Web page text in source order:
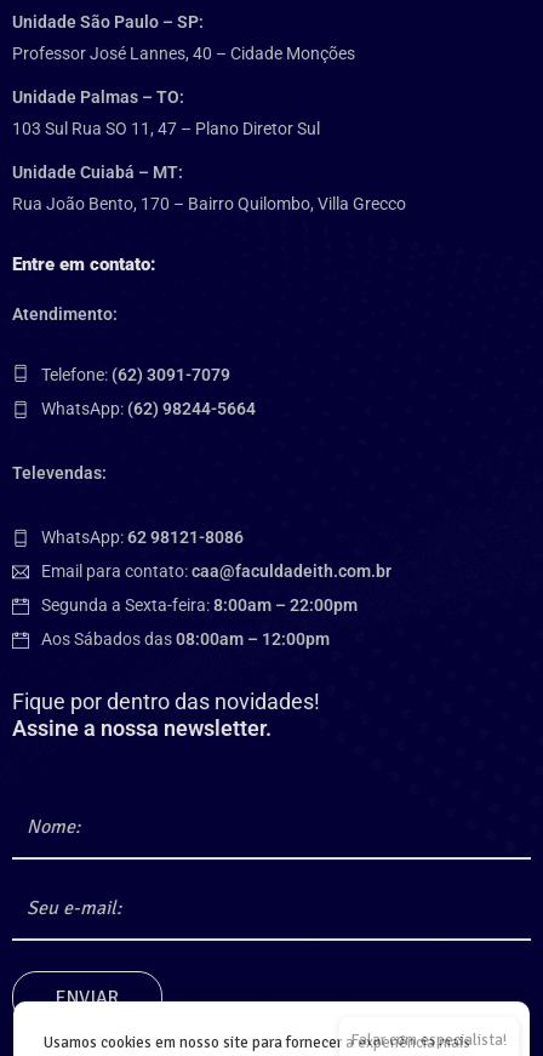
Unidade São Paulo – SP:
Professor José Lannes, 40 – Cidade Monções
Unidade Palmas – TO:
103 Sul Rua SO 11, 47 – Plano Diretor Sul
Unidade Cuiabá – MT:
Rua João Bento, 170 – Bairro Quilombo, Villa Grecco
Entre em contato:
Atendimento:
Telefone: (62) 3091-7079
WhatsApp: (62) 98244-5664
Televendas:
WhatsApp:62 98121-8086
Email para contato:caa@faculdadeith.com.br
Segunda a Sexta-feira:8:00am – 22:00pm
Aos Sábados das08:00am – 12:00pm
Fique por dentro das novidades!
Assine a nossa newsletter.
Usamos cookies em nosso site para fornecer a experiência mais
Falar com especialista!